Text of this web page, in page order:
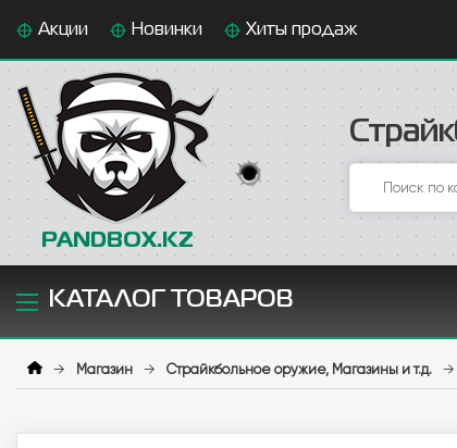
Акции Новинки Хиты продаж
PANDBOX.KZ
КАТАЛОГ ТОВАРОВ
→ Магазин → Страйкбольное оружие, Магазины и т.д. →